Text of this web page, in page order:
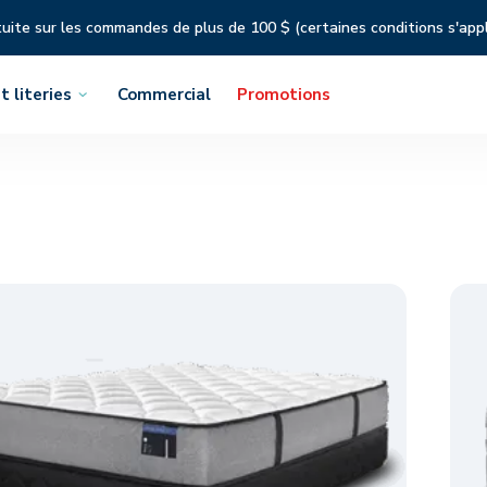
sur les commandes de plus de 100 $ (certaines conditions
literies Commercial Promotions